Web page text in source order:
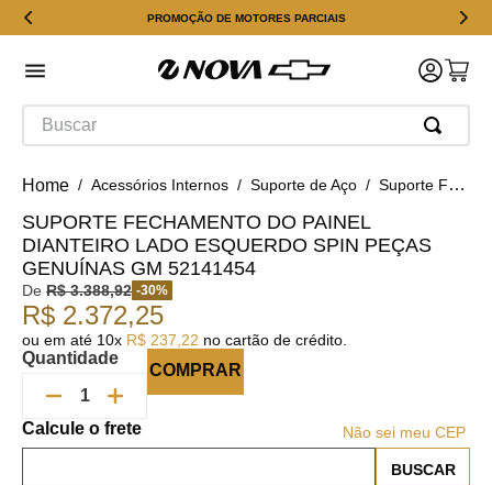
PROMOÇÃO DE MOTORES PARCIAIS
Buscar
Acessórios Internos Suporte de Aço Suporte Fechamento Do Painel Dianteiro Lado Esquerdo Spin Peças Genuínas GM 52141454
SUPORTE FECHAMENTO DO PAINEL
DIANTEIRO LADO ESQUERDO SPIN PEÇAS
GENUÍNAS GM 52141454
De R$ 3.388,92 -30%
R$ 2.372,25
ou em até 10x R$ 237 22 no cartão de crédito.
Quantidade
COMPRAR
Não sei meu CEP